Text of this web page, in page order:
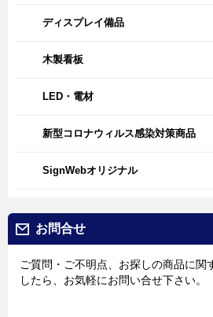
ディスプレイ備品
木製看板
LED・電材
新型コロナウィルス感染対策商品
SignWebオリジナル
お問合せ
ご質問・ご不明点、お探しの商品に関
したら、お気軽にお問い合せ下さい。